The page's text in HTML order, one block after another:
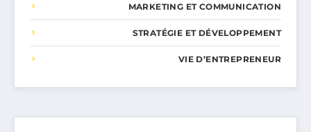
MARKETING ET COMMUNICATION
STRATÉGIE ET DÉVELOPPEMENT
VIE D’ENTREPRENEUR